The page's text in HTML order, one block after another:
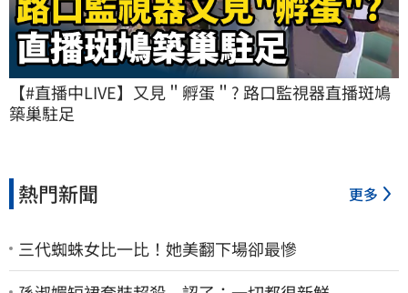
【#直播中LIVE】又見＂孵蛋＂? 路口監視器直播斑鳩
築巢駐足
熱門新聞 更多
三代蜘蛛女比一比！她美翻下場卻最慘